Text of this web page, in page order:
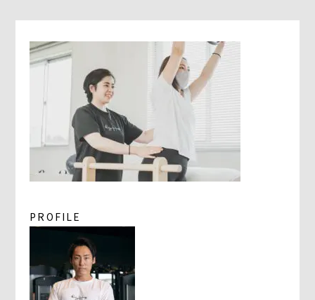
PROFILE
求人情報
058-338-3504
入会・初回体験はこちら